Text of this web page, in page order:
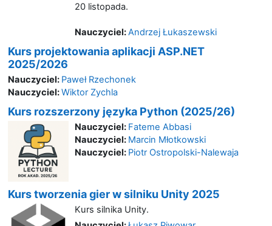
20 listopada.
Nauczyciel:Andrzej Łukaszewski
Kurs projektowania aplikacji ASP.NET
2025/2026
Nauczyciel: Paweł Rzechonek
Nauczyciel:Wiktor Zychla
Kurs rozszerzony języka Python (2025/26)
Nauczyciel: Fateme Abbasi
Nauczyciel: Marcin Młotkowski
Nauczyciel: Piotr Ostropolski-Nalewaja
Kurs tworzenia gier w silniku Unity 2025
Kurs silnika Unity.